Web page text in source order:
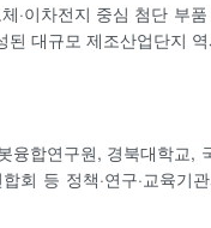
·이차전지 중심 첨단 부
대규모 제조산업단지
융합연구원, 경북대학교,
회 등 정책·연구·교육기